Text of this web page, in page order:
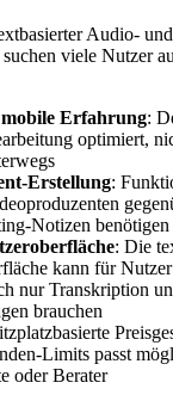
Audio-
viele Nutzer
Erfahrung:
optimiert,
Erstellung:
Notizen benötigen
: Die
kann für
nur Transkription
brauchen
Limits passt
oder Berater